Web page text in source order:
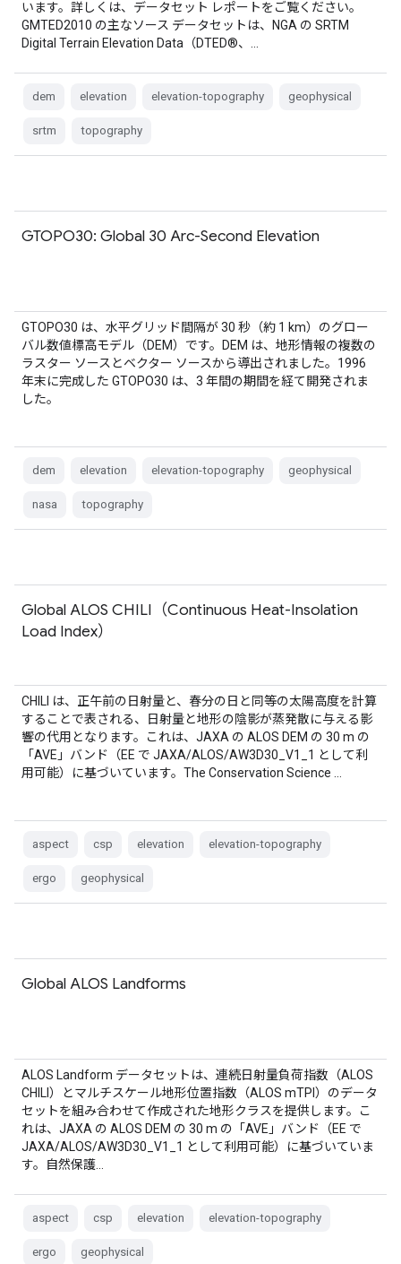
います。詳しくは、データセット レポートをご覧ください。
GMTED2010 の主なソース データセットは、NGA の SRTM
Digital Terrain Elevation Data（DTED®、…
dem elevation elevation-topography geophysical
srtm topography
GTOPO30: Global 30 Arc-Second Elevation
GTOPO30 は、水平グリッド間隔が 30 秒（約 1 km）のグロー
バル数値標高モデル（DEM）です。DEM は、地形情報の複数の
ラスター ソースとベクター ソースから導出されました。1996
年末に完成した GTOPO30 は、3 年間の期間を経て開発されま
した。
dem elevation elevation-topography geophysical
nasa topography
Global ALOS CHILI（Continuous Heat-Insolation
Load Index）
CHILI は、正午前の日射量と、春分の日と同等の太陽高度を計算
することで表される、日射量と地形の陰影が蒸発散に与える影
響の代用となります。これは、JAXA の ALOS DEM の 30 m の
「AVE」バンド（EE で JAXA/ALOS/AW3D30_V1_1 として利
用可能）に基づいています。The Conservation Science …
aspect csp elevation elevation-topography
ergo geophysical
Global ALOS Landforms
ALOS Landform データセットは、連続日射量負荷指数（ALOS
CHILI）とマルチスケール地形位置指数（ALOS mTPI）のデータ
セットを組み合わせて作成された地形クラスを提供します。こ
れは、JAXA の ALOS DEM の 30 m の「AVE」バンド（EE で
JAXA/ALOS/AW3D30_V1_1 として利用可能）に基づいていま
す。自然保護…
aspect csp elevation elevation-topography
ergo geophysical